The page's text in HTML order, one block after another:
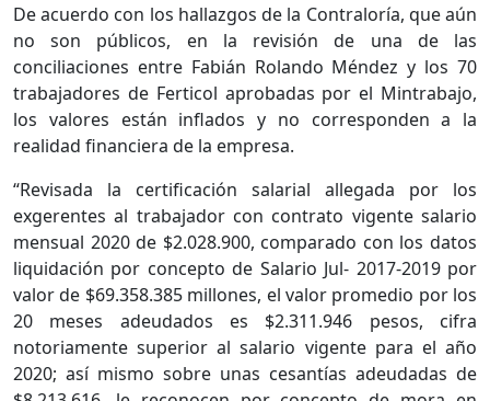
De acuerdo con los hallazgos de la Contraloría, que aún
no son públicos, en la revisión de una de las
conciliaciones entre Fabián Rolando Méndez y los 70
trabajadores de Ferticol aprobadas por el Mintrabajo,
los valores están inflados y no corresponden a la
realidad financiera de la empresa.
“Revisada la certificación salarial allegada por los
exgerentes al trabajador con contrato vigente salario
mensual 2020 de $2.028.900, comparado con los datos
liquidación por concepto de Salario Jul- 2017-2019 por
valor de $69.358.385 millones, el valor promedio por los
20 meses adeudados es $2.311.946 pesos, cifra
notoriamente superior al salario vigente para el año
2020; así mismo sobre unas cesantías adeudadas de